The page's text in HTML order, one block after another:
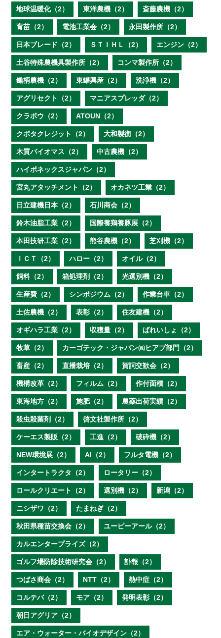
地球温暖化（2） 東洋農機（2） 斎藤農機（2）
育苗（2） 電池工業会（2） 永田製作所（2）
日本ブレード（2） ＳＴＩＨＬ（2） エンジン（2）
土谷特殊農機具製作所（2） コンマ製作所（2）
鋤柄農機（2） 東罐興産（2） 洗浄機（2）
アグリセクト（2） マニアスプレッダ（2）
クラボウ（2） ATOUN（2）
クボタクレジット（2） 大和製衡（2）
木質バイオマス（2） 中古農機（2）
ハイポネックスジャパン（2）
宮丸アタッチメント（2） オカネツ工業（2）
日立建機日本（2） 石川商会（2）
鈴木油脂工業（2） 国際養鶏養豚展（2）
本田技研工業（2） 熊谷農機（2） 芝刈機（2）
ＩＣＴ（2） ハロー（2） オイル（2）
飼料（2） 箱処理剤（2） 光選別機（2）
生産費（2） シンポジウム（2） 作業台車（2）
土佐農機（2） 表彰（2） 住友建機（2）
オギハラ工業（2） 収穫量（2） ばれいしょ（2）
牧草（2） カーゴテック・ジャパン㈱ヒアブ部門（2）
畜産（2） 直播栽培（2） 賀詞交歓会（2）
機構改革（2） フィルム（2） 作付面積（2）
東海地方（2） 施肥（2） 農薬出荷実績（2）
殺虫殺菌剤（2） 啓文社製作所（2）
ケーエス製販（2） 工進（2） 破砕機（2）
NEW環境展（2） AI（2） フルタ電機（2）
インタートラクタ（2） ロータリー（2）
ロールクリエート（2） 選別機（2） 新潟（2）
ニシザワ（2） たまねぎ（2）
秋田県種苗交換会（2） ユーピーアール（2）
カルエンタープライズ（2）
ゴルフ場防除技術研究会（2） 訃報（2）
つばさ商会（2） NTT（2） 熱中症（2）
コルテバ（2） モア（2） 発明表彰（2）
朝日アグリア（2）
エア・ウォーター・バイオデザイン（2）